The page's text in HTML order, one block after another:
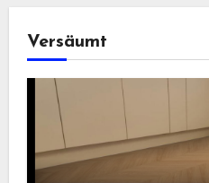
Versäumt